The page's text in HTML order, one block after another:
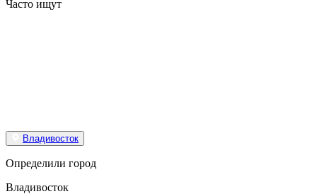
Часто ищут
Владивосток
Определили город
Владивосток